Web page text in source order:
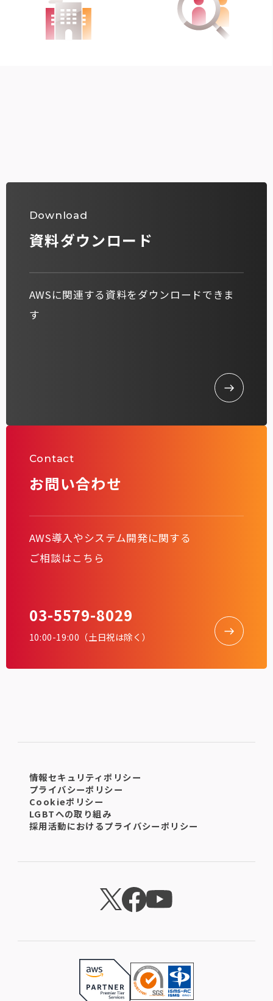
Download
資料ダウンロード
AWSに関連する資料をダウンロードできま
す
Contact
お問い合わせ
AWS導入やシステム開発に関する
ご相談はこちら
03-5579-8029
10:00-19:00（土日祝は除く）
情報セキュリティポリシー
プライバシーポリシー
Cookieポリシー
LGBTへの取り組み
採用活動におけるプライバシーポリシー